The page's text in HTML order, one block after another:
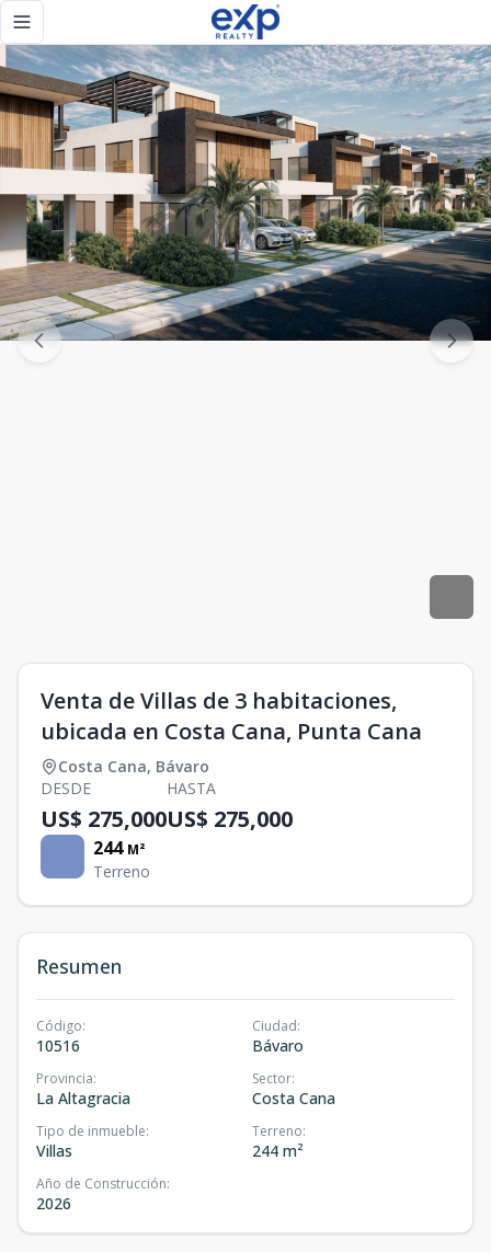
Toggle navigation menu
Venta de Villas de 3 habitaciones,
ubicada en Costa Cana, Punta Cana
Costa Cana, Bávaro
DESDE
US$ 275,000
HASTA
US$ 275,000
244 M²
Terreno
Resumen
Código:
10516
Ciudad:
Bávaro
Provincia:
La Altagracia
Sector:
Costa Cana
Tipo de inmueble:
Villas
Terreno:
244 m²
Año de Construcción:
2026
Venta de Villas de 3 habitaciones, ubicada en Costa Cana,